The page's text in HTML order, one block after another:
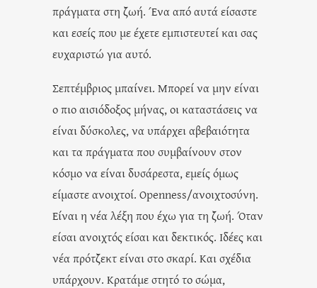
πράγματα στη ζωή. Ένα από αυτά είσαστε
και εσείς που με έχετε εμπιστευτεί και σας
ευχαριστώ για αυτό.
Σεπτέμβριος μπαίνει. Μπορεί να μην είναι
ο πιο αισιόδοξος μήνας, οι καταστάσεις να
είναι δύσκολες, να υπάρχει αβεβαιότητα
και τα πράγματα που συμβαίνουν στον
κόσμο να είναι δυσάρεστα, εμείς όμως
είμαστε ανοιχτοί. Openness/ανοιχτοσύνη.
Είναι η νέα λέξη που έχω για τη ζωή. Όταν
είσαι ανοιχτός είσαι και δεκτικός. Ιδέες και
νέα πρότζεκτ είναι στο σκαρί. Και σχέδια
υπάρχουν. Κρατάμε στητό το σώμα,